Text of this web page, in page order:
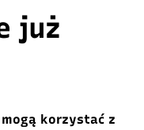
już
korzystać z